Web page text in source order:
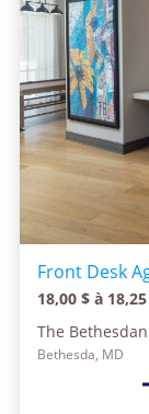
Front Desk
18,00 $ à
The
Bethesda, MD